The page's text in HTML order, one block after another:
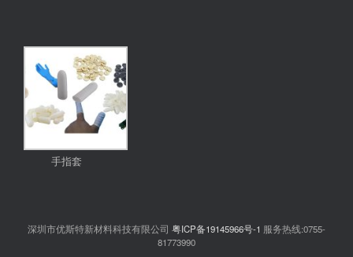
手指套
深圳市优斯特新材料科技有限公司 粤ICP备19145966号-1 服务热线:0755-
81773990